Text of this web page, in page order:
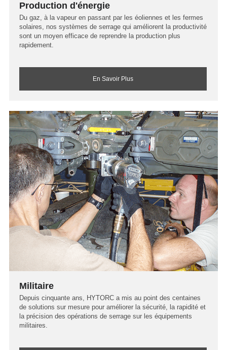
Production d'énergie
Du gaz, à la vapeur en passant par les éoliennes et les fermes
solaires, nos systèmes de serrage qui améliorent la productivité
sont un moyen efficace de reprendre la production plus
rapidement.
En Savoir Plus
Militaire
Depuis cinquante ans, HYTORC a mis au point des centaines
de solutions sur mesure pour améliorer la sécurité, la rapidité et
la précision des opérations de serrage sur les équipements
militaires.